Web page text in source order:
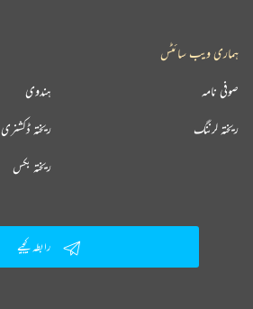
ہماری ویب سائٹس
ہندوی صوفی نامہ
ریختہ ڈکشنری ریختہ لرننگ
ریختہ بکس
رابطہ کیجیے